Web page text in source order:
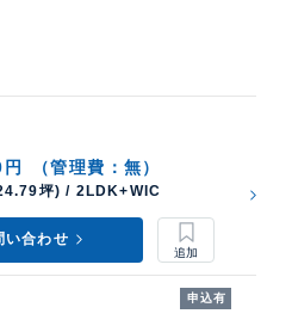
（管理費：無）
坪) / 2LDK+WIC
い合わせ
申込有